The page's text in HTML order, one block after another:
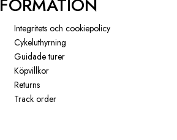
Integritets och cookiepolicy
Cykeluthyrning
Guidade turer
Köpvillkor
Returns
Track order